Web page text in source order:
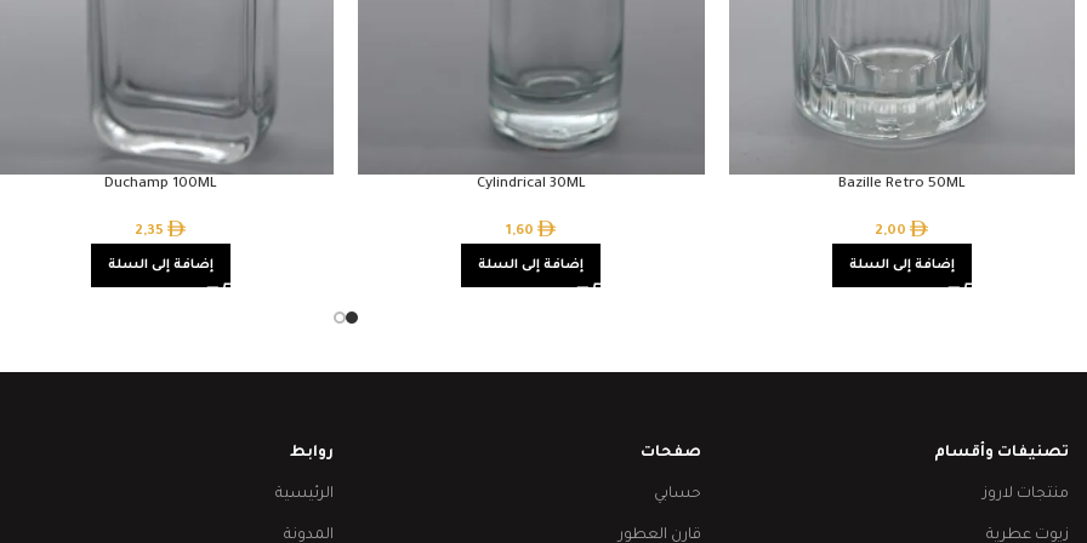
Bazille Retro 50ML
2,00
إضافة إلى السلة
Cylindrical 30ML
1,60
إضافة إلى السلة
Duchamp 100ML
2,35
إضافة إلى السلة
تصنيفات وأقسام
منتجات لاروز
زيوت عطرية
صفحات
حسابي
قارن العطور
روابط
الرئيسية
المدونة